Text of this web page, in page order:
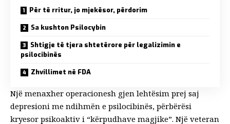
Për të rritur, jo mjekësor, përdorim
Sa kushton Psilocybin
Shtigje të tjera shtetërore për legalizimin e
psilocibinës
Zhvillimet në FDA
Një menaxher operacionesh gjen lehtësim prej saj
depresioni me ndihmën e psilocibinës, përbërësi
kryesor psikoaktiv i “kërpudhave magjike”. Një veteran